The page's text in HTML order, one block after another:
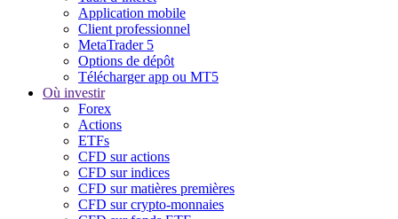
Application mobile
Client professionnel
MetaTrader 5
Options de dépôt
Télécharger app ou MT5
Où investir
Forex
Actions
ETFs
CFD sur actions
CFD sur indices
CFD sur matières premières
CFD sur crypto-monnaies